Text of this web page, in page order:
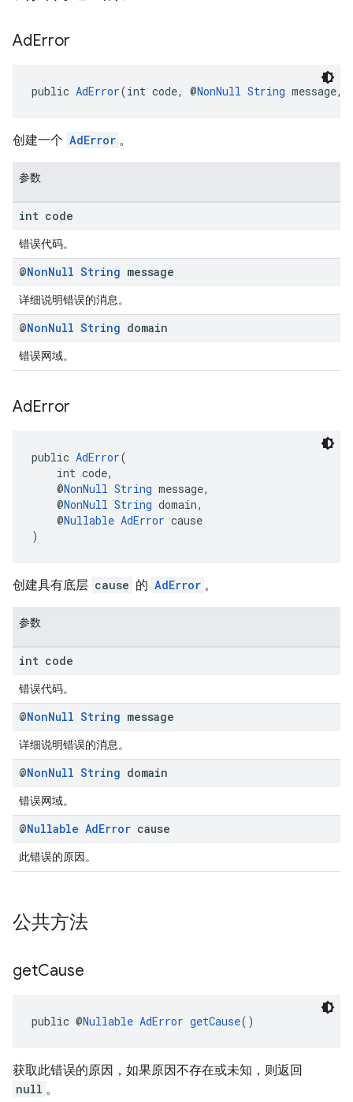
AdError
public AdError(int code, @NonNull String message,
创建一个 AdError 。
参数
int code
错误代码。
@NonNull String message
详细说明错误的消息。
@NonNull String domain
错误网域。
AdError
public AdError(
int code,
@NonNull String message,
@NonNull String domain,
@Nullable AdError cause
)
创建具有底层 cause 的 AdError 。
参数
int code
错误代码。
@NonNull String message
详细说明错误的消息。
@NonNull String domain
错误网域。
@Nullable AdError cause
此错误的原因。
公共方法
getCause
public @Nullable AdError getCause()
获取此错误的原因，如果原因不存在或未知，则返回
null 。